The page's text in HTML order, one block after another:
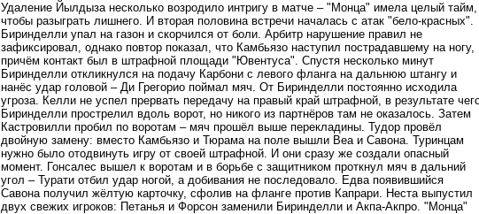
Удаление Йылдыза несколько возродило интригу в матче – "Монца" имела целый тайм,
чтобы разыграть лишнего. И вторая половина встречи началась с атак "бело-красных".
Биринделли упал на газон и скорчился от боли. Арбитр нарушение правил не
зафиксировал, однако повтор показал, что Камбьязо наступил пострадавшему на ногу,
причём контакт был в штрафной площади "Ювентуса". Спустя несколько минут
Биринделли откликнулся на подачу Карбони с левого фланга на дальнюю штангу и
нанёс удар головой – Ди Грегорио поймал мяч. От Биринделли постоянно исходила
угроза. Келли не успел прервать передачу на правый край штрафной, в результате
Биринделли прострелил вдоль ворот, но никого из партнёров там не оказалось. Затем
Кастровилли пробил по воротам – мяч прошёл выше перекладины. Тудор провёл
двойную замену: вместо Камбьязо и Тюрама на поле вышли Веа и Савона. Туринцам
нужно было отодвинуть игру от своей штрафной. И они сразу же создали опасный
момент. Гонсалес вышел к воротам и в борьбе с защитником проткнул мяч в дальний
угол – Турати отбил удар ногой, а добивания не последовало. Едва появившийся
Савона получил жёлтую карточку, сфолив на фланге против Капрари. Неста выпустил
двух свежих игроков: Петанья и Форсон заменили Биринделли и Акпа-Акпро. "Монца"